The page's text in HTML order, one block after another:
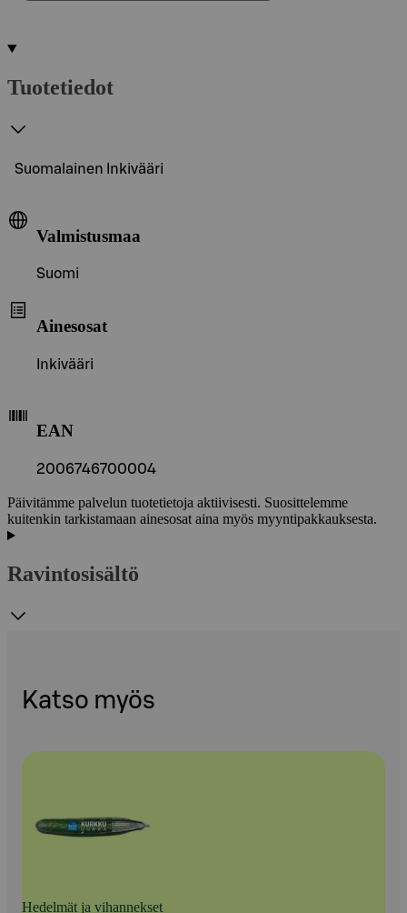
Tuotetiedot
Suomalainen Inkivääri
Valmistusmaa
Suomi
Ainesosat
Inkivääri
EAN
2006746700004
Päivitämme palvelun tuotetietoja aktiivisesti. Suosittelemme
kuitenkin tarkistamaan ainesosat aina myös myyntipakkauksesta.
Ravintosisältö
Katso myös
Hedelmät ja vihannekset